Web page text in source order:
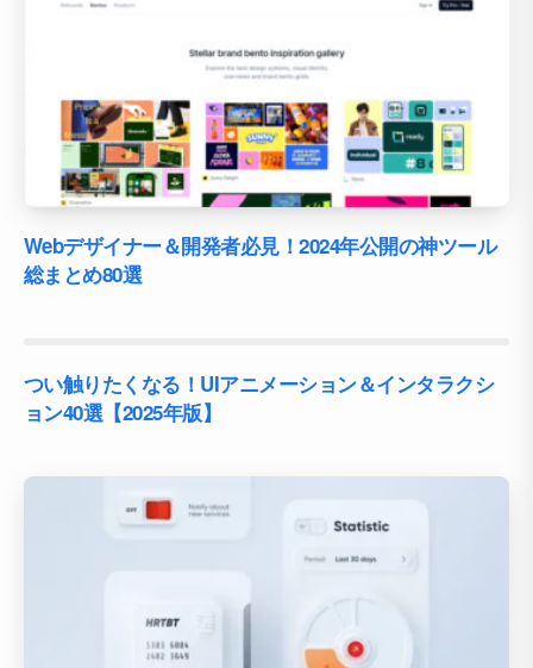
Webデザイナー＆開発者必見！2024年公開の神ツール
総まとめ80選
つい触りたくなる！UIアニメーション＆インタラクシ
ョン40選【2025年版】